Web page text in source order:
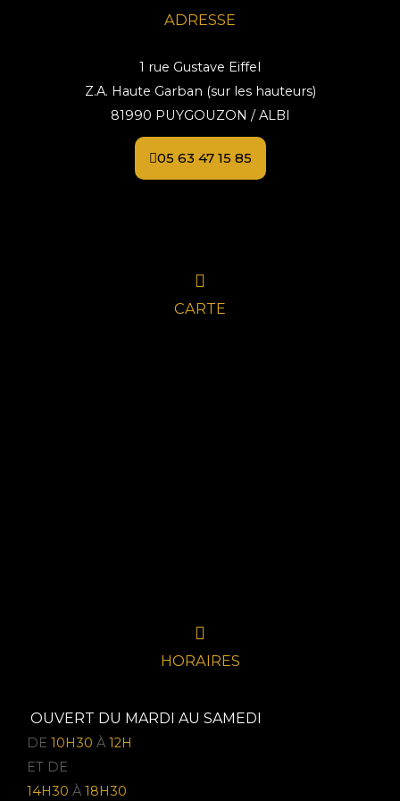
ADRESSE
1 rue Gustave Eiffel
Z.A. Haute Garban (sur les hauteurs)
81990 PUYGOUZON / ALBI
05 63 47 15 85
CARTE
HORAIRES
OUVERT DU MARDI AU SAMEDI
DE 10H30 À 12H
ET DE
14H30 À 18H30